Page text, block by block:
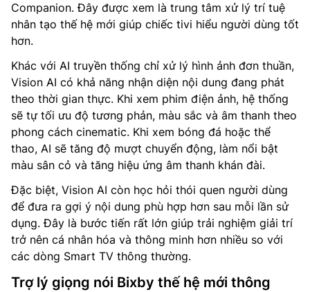
Companion. Đây được xem là trung tâm xử lý trí tuệ
nhân tạo thế hệ mới giúp chiếc tivi hiểu người dùng tốt
hơn.
Khác với AI truyền thống chỉ xử lý hình ảnh đơn thuần,
Vision AI có khả năng nhận diện nội dung đang phát
theo thời gian thực. Khi xem phim điện ảnh, hệ thống
sẽ tự tối ưu độ tương phản, màu sắc và âm thanh theo
phong cách cinematic. Khi xem bóng đá hoặc thể
thao, AI sẽ tăng độ mượt chuyển động, làm nổi bật
màu sân cỏ và tăng hiệu ứng âm thanh khán đài.
Đặc biệt, Vision AI còn học hỏi thói quen người dùng
để đưa ra gợi ý nội dung phù hợp hơn sau mỗi lần sử
dụng. Đây là bước tiến rất lớn giúp trải nghiệm giải trí
trở nên cá nhân hóa và thông minh hơn nhiều so với
các dòng Smart TV thông thường.
Trợ lý giọng nói Bixby thế hệ mới thông